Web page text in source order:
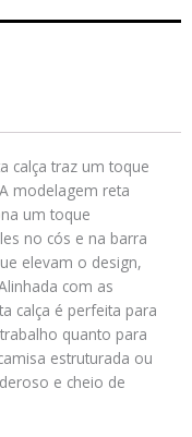
calça traz um toque
modelagem reta
um toque
no cós e na barra
elevam o design,
com as
calça é perfeita para
quanto para
estruturada ou
e cheio de